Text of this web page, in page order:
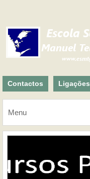
Contactos Ligações
Menu